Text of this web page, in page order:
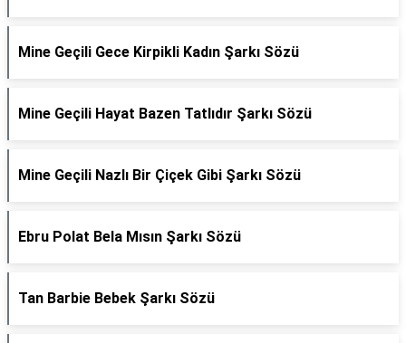
Mine Geçili Gece Kirpikli Kadın Şarkı Sözü
Mine Geçili Hayat Bazen Tatlıdır Şarkı Sözü
Mine Geçili Nazlı Bir Çiçek Gibi Şarkı Sözü
Ebru Polat Bela Mısın Şarkı Sözü
Tan Barbie Bebek Şarkı Sözü